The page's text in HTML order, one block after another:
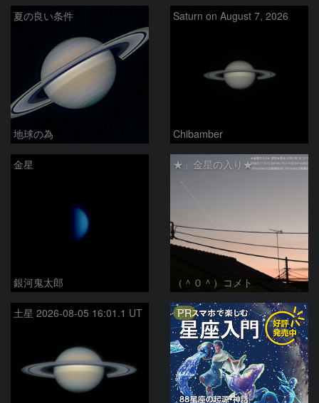
夏の良い条件
地球の為
Saturn on August 7, 2026
Chibamber
金星
銀河鬼太郎
★」金星の入り★
（＾０＾）コメト
土星 2026-08-05 16:01.1 UT PR